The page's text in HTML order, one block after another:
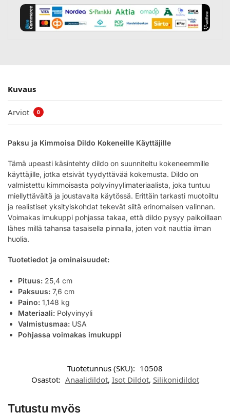
Kuvaus
Arviot 0
Paksu ja Kimmoisa Dildo Kokeneille Käyttäjille
Tämä upeasti käsintehty dildo on suunniteltu kokeneemmille
käyttäjille, jotka etsivät tyydyttävää kokemusta. Dildo on
valmistettu kimmoisasta polyvinyylimateriaalista, joka tuntuu
miellyttävältä ja joustavalta käytössä. Erittäin tarkasti muotoiltu
ja realistiset yksityiskohdat tekevät siitä erinomaisen valinnan.
Voimakas imukuppi pohjassa takaa, että dildo pysyy paikoillaan
lähes millä tahansa tasaisella pinnalla, joten voit nauttia ilman
huolia.
Tuotetiedot ja ominaisuudet:
Pituus: 25,4 cm
Paksuus: 7,6 cm
Paino: 1,148 kg
Materiaali: Polyvinyyli
Valmistusmaa: USA
Pohjassa voimakas imukuppi
Tuotetunnus (SKU): 10508
Osastot: Anaalidildot, Isot Dildot, Silikonidildot
Tutustu myös